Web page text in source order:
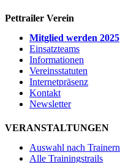
Pettrailer Verein
Mitglied werden 2025
Einsatzteams
Informationen
Vereinsstatuten
Internetpräsenz
Kontakt
Newsletter
VERANSTALTUNGEN
Auswahl nach Trainern
Alle Trainingstrails